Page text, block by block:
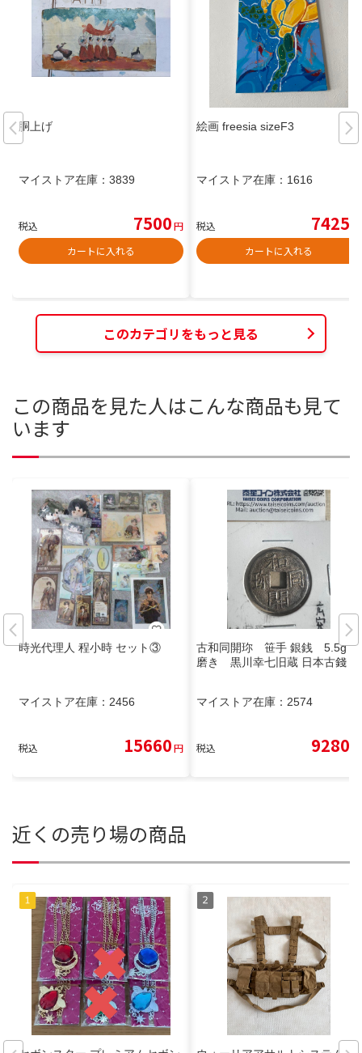
胴上げ
マイストア在庫： 3839
税込 7500円
カートに入れる
絵画 freesia sizeF3
マイストア在庫： 1616
税込 7425
カートに入れる
このカテゴリをもっと見る
この商品を見た人はこんな商品も見て
います
時光代理人 程小時 セット③
マイストア在庫： 2456
税込 15660円
古和同開珎 笹手 銀銭 5.5g
磨き 黒川幸七旧蔵 日本古錢
マイストア在庫： 2574
税込 9280
近くの売り場の商品